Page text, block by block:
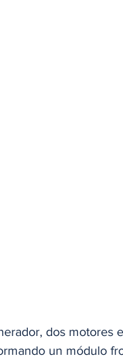
dos motores
un módulo